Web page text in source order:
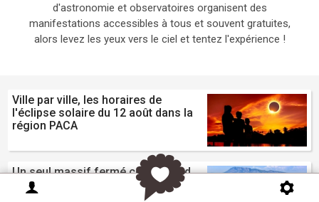
d'astronomie et observatoires organisent des
manifestations accessibles à tous et souvent gratuites,
alors levez les yeux vers le ciel et tentez l'expérience !
Ville par ville, les horaires de
l'éclipse solaire du 12 août dans la
région PACA
Un seul massif fermé ce weekend
dans la région : le Haut Var